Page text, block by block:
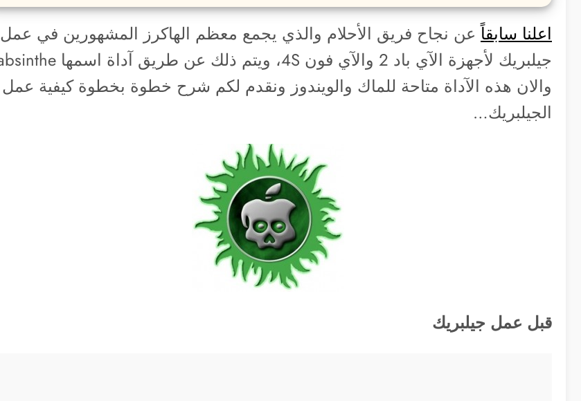
اعلنا سابقاًعن نجاح فريق الأحلام والذي يجمع معظم الهاكرز المشهورين في عمل
والان هذه الآداة متاحة للماك والويندوز ونقدم لكم شرح خطوة بخطوة كيفية عمل
الجيلبريك…
قبل عمل جيلبريك